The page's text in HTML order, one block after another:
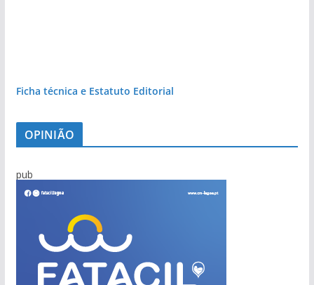
Ficha técnica e Estatuto Editorial
OPINIÃO
pub